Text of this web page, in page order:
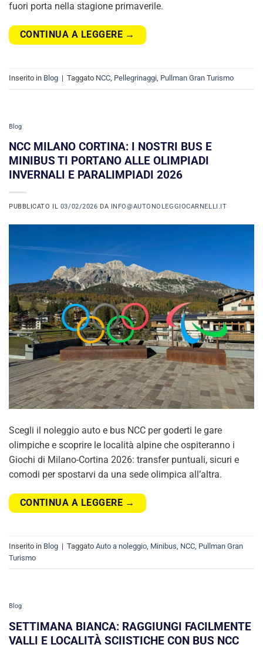
fuori porta nella stagione primaverile.
CONTINUA A LEGGERE →
Inserito in Blog | Taggato NCC Pellegrinaggi Pullman Gran Turismo
Blog
NCC MILANO CORTINA: I NOSTRI BUS E
MINIBUS TI PORTANO ALLE OLIMPIADI
INVERNALI E PARALIMPIADI 2026
PUBBLICATO IL 03/02/2026 DA INFO@AUTONOLEGGIOCARNELLI.IT
Scegli il noleggio auto e bus NCC per goderti le gare
olimpiche e scoprire le località alpine che ospiteranno i
Giochi di Milano-Cortina 2026: transfer puntuali, sicuri e
comodi per spostarvi da una sede olimpica all’altra.
CONTINUA A LEGGERE →
Inserito in Blog | Taggato Auto a noleggio Minibus NCC Pullman Gran
Turismo
Blog
SETTIMANA BIANCA: RAGGIUNGI FACILMENTE
VALLI E LOCALITÀ SCIISTICHE CON BUS NCC